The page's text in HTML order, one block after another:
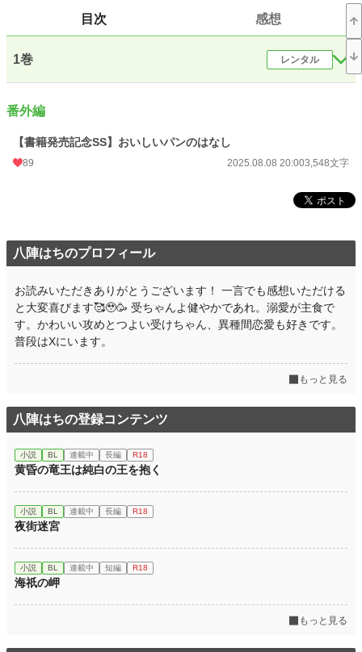
初回公開日時
月間ポイント
目次 感想
1巻 レンタル
番外編
【書籍発売記念SS】おいしいパンのはなし
89 2025.08.08 20:003,548文字
八陣はちのプロフィール
お読みいただきありがとうございます！ 一言でも感想いただける
と大変喜びます🥰🥹🥳 受ちゃんよ健やかであれ。溺愛が主食で
す。かわいい攻めとつよい受けちゃん、異種間恋愛も好きです。
普段はXにいます。
もっと見る
八陣はちの登録コンテンツ
小説 BL 連載中 長編 R18
黄昏の竜王は純白の王を抱く
小説 BL 連載中 長編 R18
夜街迷宮
小説 BL 連載中 短編 R18
海祇の岬
もっと見る